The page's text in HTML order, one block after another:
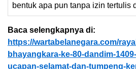
bentuk apa pun tanpa izin tertulis
Baca selengkapnya di:
https://wartabelanegara.com/
bhayangkara-ke-80-dandim-
ucapan-selamat-dan-tumpeng-